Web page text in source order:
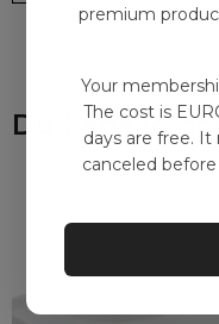
Du kanske
premium
Your
The cost is
days are free.
canceled